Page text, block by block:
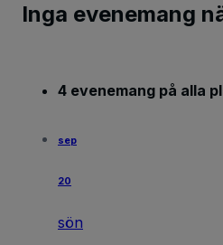
Inga evenemang
4 evenemang på alla
sep
20
sön